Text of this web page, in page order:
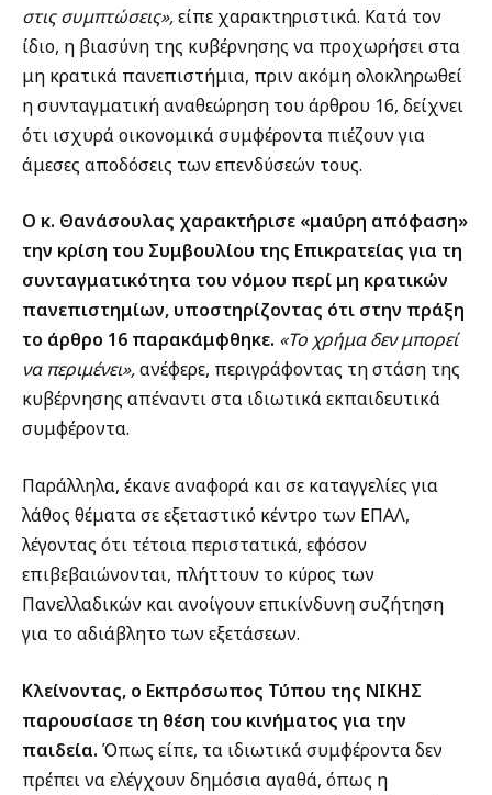
στις συμπτώσεις»,είπε χαρακτηριστικά. Κατά τον
ίδιο, η βιασύνη της κυβέρνησης να προχωρήσει στα
μη κρατικά πανεπιστήμια, πριν ακόμη ολοκληρωθεί
η συνταγματική αναθεώρηση του άρθρου 16, δείχνει
ότι ισχυρά οικονομικά συμφέροντα πιέζουν για
άμεσες αποδόσεις των επενδύσεών τους.
Ο κ. Θανάσουλας χαρακτήρισε «μαύρη απόφαση»
την κρίση του Συμβουλίου της Επικρατείας για τη
συνταγματικότητα του νόμου περί μη κρατικών
πανεπιστημίων, υποστηρίζοντας ότι στην πράξη
το άρθρο 16 παρακάμφθηκε. «Το χρήμα δεν μπορεί
να περιμένει»,ανέφερε, περιγράφοντας τη στάση της
κυβέρνησης απέναντι στα ιδιωτικά εκπαιδευτικά
συμφέροντα.
Παράλληλα, έκανε αναφορά και σε καταγγελίες για
λάθος θέματα σε εξεταστικό κέντρο των ΕΠΑΛ,
λέγοντας ότι τέτοια περιστατικά, εφόσον
επιβεβαιώνονται, πλήττουν το κύρος των
Πανελλαδικών και ανοίγουν επικίνδυνη συζήτηση
για το αδιάβλητο των εξετάσεων.
Κλείνοντας, ο Εκπρόσωπος Τύπου της ΝΙΚΗΣ
παρουσίασε τη θέση του κινήματος για την
παιδεία. Όπως είπε, τα ιδιωτικά συμφέροντα δεν
πρέπει να ελέγχουν δημόσια αγαθά, όπως η